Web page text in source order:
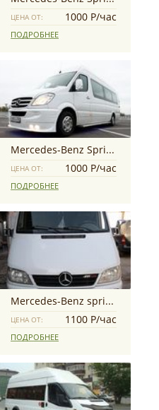
ЦЕНА ОТ: 1000 Р/час
ПОДРОБНЕЕ
Mercedes-Benz Sprinter
ЦЕНА ОТ: 1000 Р/час
ПОДРОБНЕЕ
Mercedes-Benz sprinter classic
ЦЕНА ОТ: 1100 Р/час
ПОДРОБНЕЕ